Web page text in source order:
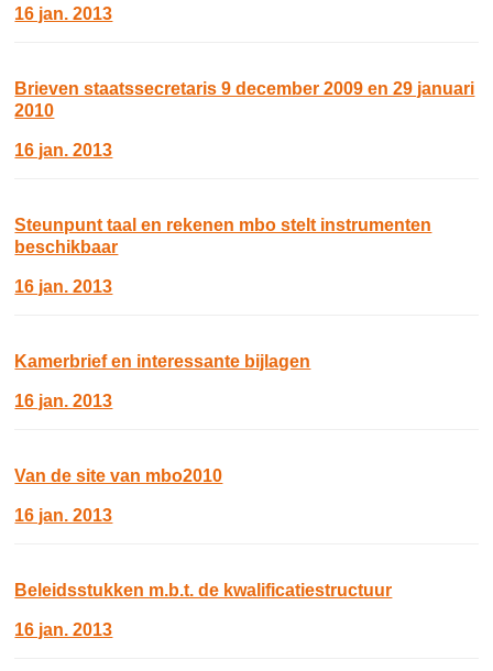
16 jan. 2013
Brieven staatssecretaris 9 december 2009 en 29 januari
2010
16 jan. 2013
Steunpunt taal en rekenen mbo stelt instrumenten
beschikbaar
16 jan. 2013
Kamerbrief en interessante bijlagen
16 jan. 2013
Van de site van mbo2010
16 jan. 2013
Beleidsstukken m.b.t. de kwalificatiestructuur
16 jan. 2013